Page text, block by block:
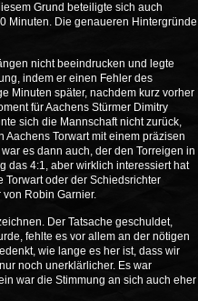
Grund beteiligte sich auch
Minuten. Die genaueren Hintergründe
nicht beeindrucken und legte
indem er einen Fehler des
Minuten später, nachdem kurz vorher
für Aachens Stürmer Dimitry
sich die Mannschaft nicht zurück,
Torwart mit einem präzisen
es dann auch, der den Torreigen in
das 4:1, aber wirklich interessiert hat
Torwart oder der Schiedsrichter
Robin Garnier.
Der Tatsache geschuldet,
fehlte es vor allem an der nötigen
wie lange es her ist, dass wir
noch unerklärlicher. Es war
war die Stimmung an sich auch eher